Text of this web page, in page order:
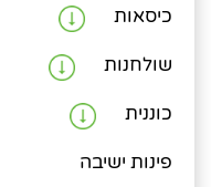
כיסאות
שולחנות
כוננית
פינות ישיבה